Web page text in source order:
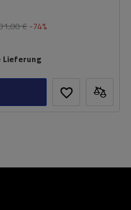
€ -74%
Lieferung